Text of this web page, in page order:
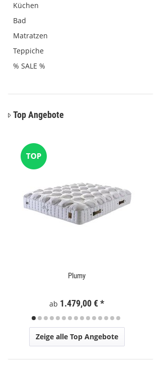
Küchen
Bad
Matratzen
Teppiche
% SALE %
Top Angebote
Plumy
ab 1.479,00 €*
Zeige alle Top Angebote